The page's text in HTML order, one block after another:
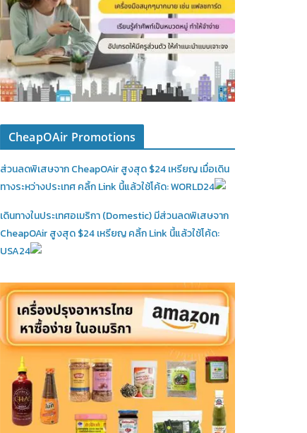
CheapOAir Promotions
ส่วนลดพิเสษจาก CheapOAir สูงสุด $24 เหรียญ เมื่อเดิน
ทางระหว่างประเทศ คลิ้ก Link นี้แล้วใช้โค้ด: WORLD24
เดินทางในประเทศอเมริกา (Domestic)มีส่วนลดพิเสษจาก
CheapOAir สูงสุด $24 เหรียญ คลิ้ก Link นี้แล้วใช้โค้ด:
USA24